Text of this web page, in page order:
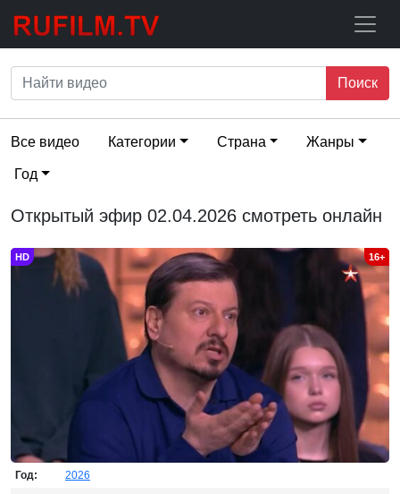
Поиск
Все видео Категории Страна Жанры
Год
Открытый эфир 02.04.2026 смотреть онлайн
HD 16+
Год:
2026